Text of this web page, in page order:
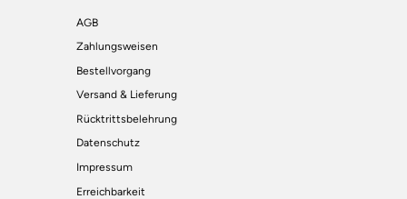
AGB
Zahlungsweisen
Bestellvorgang
Versand & Lieferung
Rücktrittsbelehrung
Datenschutz
Impressum
Erreichbarkeit